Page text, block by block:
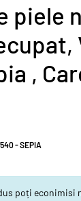
piele
,
- SEPIA
poți econimisi